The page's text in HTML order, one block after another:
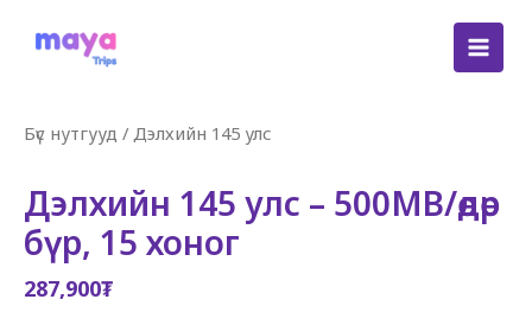
Бүс нутгууд / Дэлхийн 145 улс
Дэлхийн 145 улс – 500MB/өдөр
бүр, 15 хоног
287,900₮